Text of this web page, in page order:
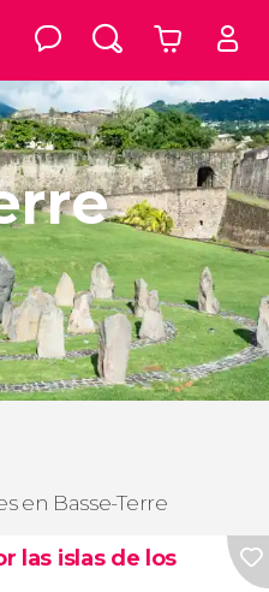
en Basse-Terre
las islas de los